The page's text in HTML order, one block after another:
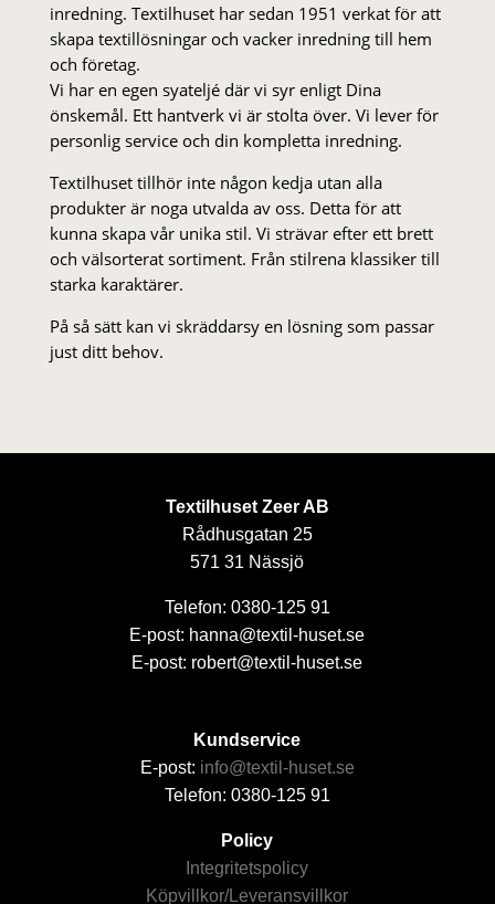
inredning. Textilhuset har sedan 1951 verkat för att
skapa textillösningar och vacker inredning till hem
och företag.
Vi har en egen syateljé där vi syr enligt Dina
önskemål. Ett hantverk vi är stolta över. Vi lever för
personlig service och din kompletta inredning.
Textilhuset tillhör inte någon kedja utan alla
produkter är noga utvalda av oss. Detta för att
kunna skapa vår unika stil. Vi strä­var efter ett brett
och välsorterat sor­ti­ment. Från stil­rena klas­siker till
starka karaktärer.
På så sätt kan vi skräddarsy en lösning som passar
just ditt behov.
Textilhuset Zeer AB
Rådhusgatan 25
571 31 Nässjö
Telefon: 0380-125 91
E-post: hanna@textil-huset.se
E-post: robert@textil-huset.se
Kundservice
E-post: info@textil-huset.se
Telefon: 0380-125 91
Policy
Integritetspolicy
Köpvillkor/Leveransvillkor